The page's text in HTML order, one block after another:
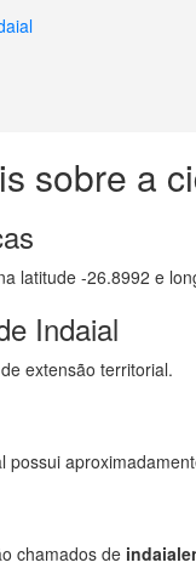
sobre a
latitude -26.8992 e
Indaial
extensão territorial.
possui
chamados de